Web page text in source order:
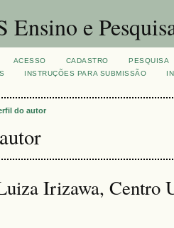
e
ACESSO CADASTRO
PESQUISA
INSTRUÇÕES PARA SUBMISSÃO
do autor
Irizawa, Centro